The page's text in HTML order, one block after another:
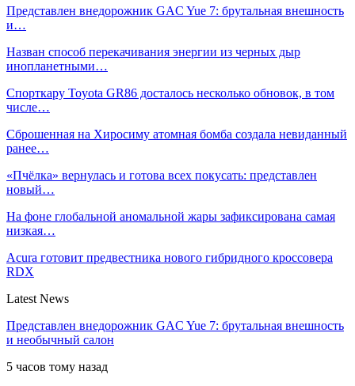
Представлен внедорожник GAC Yue 7: брутальная внешность
и…
Назван способ перекачивания энергии из черных дыр
инопланетными…
Спорткару Toyota GR86 досталось несколько обновок, в том
числе…
Сброшенная на Хиросиму атомная бомба создала невиданный
ранее…
«Пчёлка» вернулась и готова всех покусать: представлен
новый…
На фоне глобальной аномальной жары зафиксирована самая
низкая…
Acura готовит предвестника нового гибридного кроссовера
RDX
Latest News
Представлен внедорожник GAC Yue 7: брутальная внешность
и необычный салон
5 часов тому назад